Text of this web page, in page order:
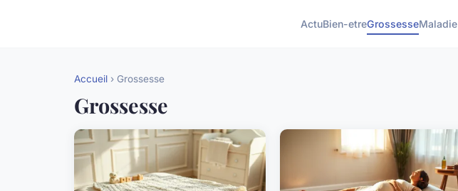
ActuBien-etreGrossesseMaladie
Accueil › Grossesse
Grossesse